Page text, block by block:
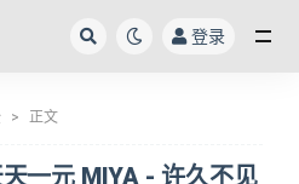
登录
正文
一元 MIYA - 许久不见